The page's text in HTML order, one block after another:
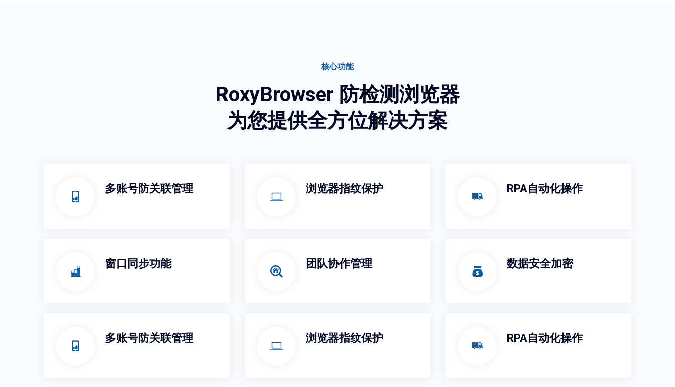
核心功能
RoxyBrowser 防检测浏览器
为您提供全方位解决方案
多账号防关联管理 浏览器指纹保护 RPA自动化操作
窗口同步功能 团队协作管理 数据安全加密
多账号防关联管理 浏览器指纹保护 RPA自动化操作